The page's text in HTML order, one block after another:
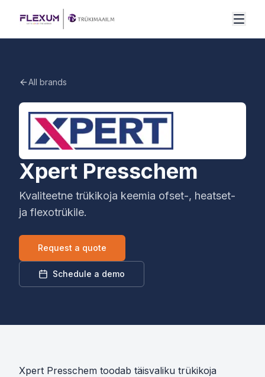
Mine sisu juurde
All brands
Xpert Presschem
Kvaliteetne trükikoja keemia ofset-, heatset-
ja flexotrükile.
Request a quote
Schedule a demo
Xpert Presschem toodab täisvaliku trükikoja